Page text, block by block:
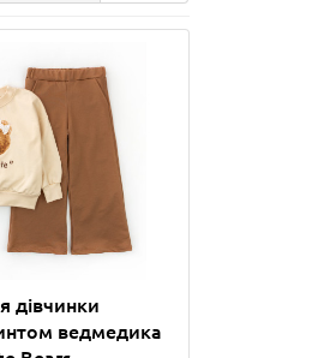
дівчинки
ведмедика